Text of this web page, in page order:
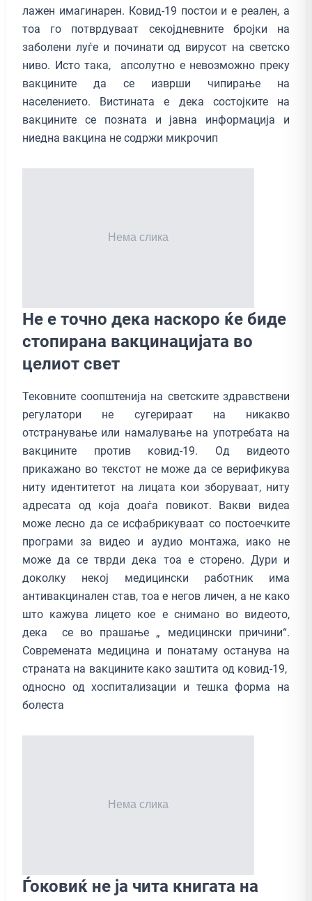
лажен имагинарен. Ковид-19 постои и е реален, а
тоа го потврдуваат секојдневните бројки на
заболени луѓе и починати од вирусот на светско
ниво. Исто така, апсолутно е невозможно преку
вакцините да се изврши чипирање на
населението. Вистината е дека состојките на
вакцините се позната и јавна информација и
ниедна вакцина не содржи микрочип
Не е точно дека наскоро ќе биде
стопирана вакцинацијата во
целиот свет
Тековните соопштенија на светските здравствени
регулатори не сугерираат на никакво
отстранување или намалување на употребата на
вакцините против ковид-19. Од видеото
прикажано во текстот не може да се верификува
ниту идентитетот на лицата кои зборуваат, ниту
адресата од која доаѓа повикот. Вакви видеа
може лесно да се исфабрикуваат со постоечките
програми за видео и аудио монтажа, иако не
може да се тврди дека тоа е сторено. Дури и
доколку некој медицински работник има
антивакцинален став, тоа е негов личен, а не како
што кажува лицето кое е снимано во видеото,
дека се во прашање „ медицински причини“.
Современата медицина и понатаму останува на
страната на вакцините како заштита од ковид-19,
односно од хоспитализации и тешка форма на
болеста
Ѓоковиќ не ја чита книгата на